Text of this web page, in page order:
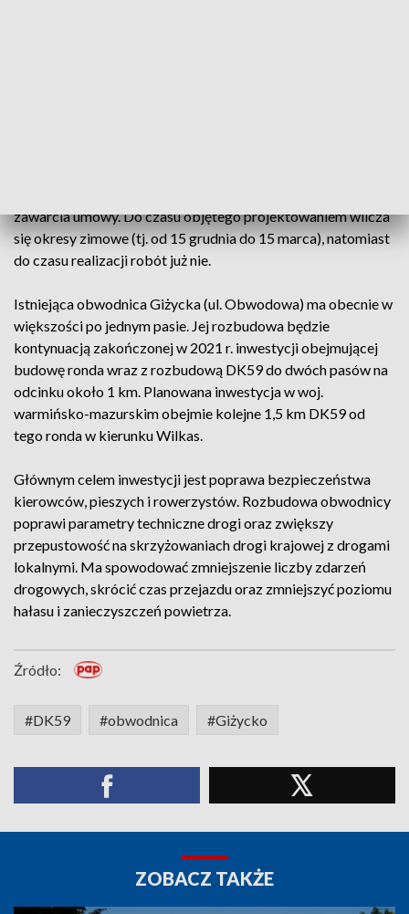
zawarcia umowy. Do czasu objętego projektowaniem wlicza
się okresy zimowe (tj. od 15 grudnia do 15 marca), natomiast
do czasu realizacji robót już nie.
Istniejąca obwodnica Giżycka (ul. Obwodowa) ma obecnie w
większości po jednym pasie. Jej rozbudowa będzie
kontynuacją zakończonej w 2021 r. inwestycji obejmującej
budowę ronda wraz z rozbudową DK59 do dwóch pasów na
odcinku około 1 km. Planowana inwestycja w woj.
warmińsko-mazurskim obejmie kolejne 1,5 km DK59 od
tego ronda w kierunku Wilkas.
Głównym celem inwestycji jest poprawa bezpieczeństwa
kierowców, pieszych i rowerzystów. Rozbudowa obwodnicy
poprawi parametry techniczne drogi oraz zwiększy
przepustowość na skrzyżowaniach drogi krajowej z drogami
lokalnymi. Ma spowodować zmniejszenie liczby zdarzeń
drogowych, skrócić czas przejazdu oraz zmniejszyć poziomu
hałasu i zanieczyszczeń powietrza.
Źródło:
#DK59 #obwodnica #Giżycko
ZOBACZ TAKŻE